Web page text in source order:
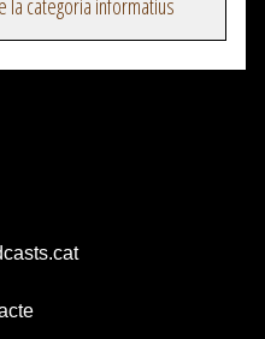
la categoria informatius